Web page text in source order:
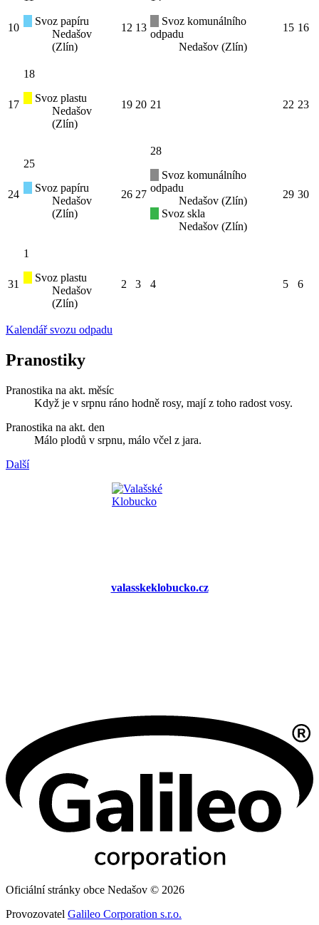
10
Svoz papíru
Nedašov
(Zlín)
12 13
Svoz komunálního
odpadu
Nedašov (Zlín)
15 16
17
18
Svoz plastu
Nedašov
(Zlín)
19 20 21 22 23
24
25
Svoz papíru
Nedašov
(Zlín)
26 27
28
Svoz komunálního
odpadu
Nedašov (Zlín)
Svoz skla
Nedašov (Zlín)
29 30
31
1
Svoz plastu
Nedašov
(Zlín)
2 3 4 5 6
Kalendář svozu odpadu
Pranostiky
Pranostika na akt. měsíc
Když je v srpnu ráno hodně rosy, mají z toho radost vosy.
Pranostika na akt. den
Málo plodů v srpnu, málo včel z jara.
Další
valasskeklobucko.cz
Oficiální stránky obce Nedašov © 2026
Provozovatel Galileo Corporation s.r.o.